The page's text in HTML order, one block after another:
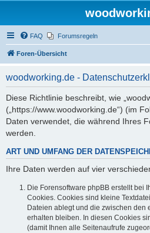
FAQ Forumsregeln
Foren-Übersicht
woodworking.de -
Diese Richtlinie beschreibt, wie
(„https://www.woodworking.de“) (im
Daten verwendet, die während Ihres
werden.
ART UND UMFANG DER
Ihre Daten werden auf vier
Die Forensoftware phpBB erstellt bei
Cookies. Cookies sind kleine
Dateien ablegt und die zwischen den
erhalten bleiben. In diesen Cookies
(damit Ihnen alle Seitenaufrufe